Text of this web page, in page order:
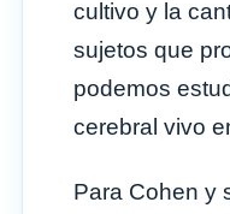
cultivo y la
sujetos que
podemos
cerebral vivo
Para Cohen y